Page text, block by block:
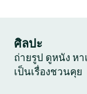
ศิลปะ
ถ่ายรูป ดูหนัง หา
เป็นเรื่องชวนคุย